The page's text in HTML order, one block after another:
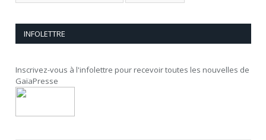
INFOLETTRE
Inscrivez-vous à l'infolettre pour recevoir toutes les nouvelles de
GaïaPresse